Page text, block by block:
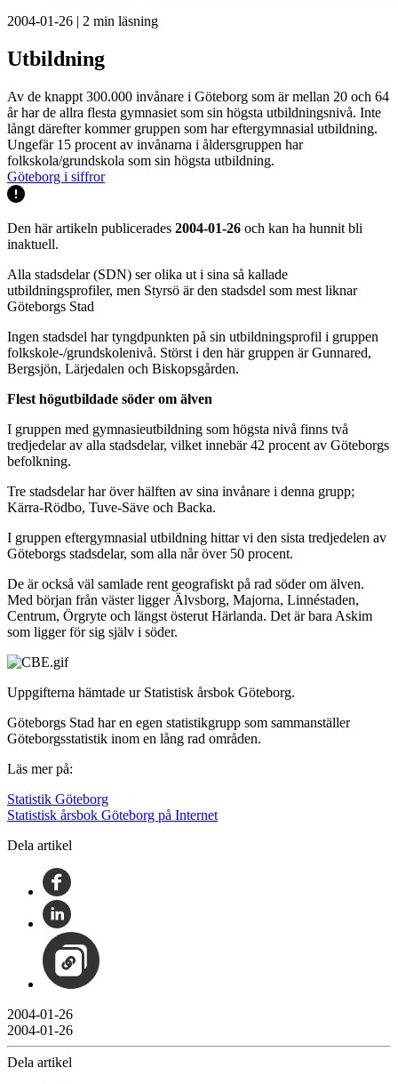
2004-01-26 | 2 min läsning
Utbildning
Av de knappt 300.000 invånare i Göteborg som är mellan 20 och 64
år har de allra flesta gymnasiet som sin högsta utbildningsnivå. Inte
långt därefter kommer gruppen som har eftergymnasial utbildning.
Ungefär 15 procent av invånarna i åldersgruppen har
folkskola/grundskola som sin högsta utbildning.
Göteborg i siffror
Den här artikeln publicerades 2004-01-26 och kan ha hunnit bli
inaktuell.
Alla stadsdelar (SDN) ser olika ut i sina så kallade
utbildningsprofiler, men Styrsö är den stadsdel som mest liknar
Göteborgs Stad
Ingen stadsdel har tyngdpunkten på sin utbildningsprofil i gruppen
folkskole-/grundskolenivå. Störst i den här gruppen är Gunnared,
Bergsjön, Lärjedalen och Biskopsgården.
Flest högutbildade söder om älven
I gruppen med gymnasieutbildning som högsta nivå finns två
tredjedelar av alla stadsdelar, vilket innebär 42 procent av Göteborgs
befolkning.
Tre stadsdelar har över hälften av sina invånare i denna grupp;
Kärra-Rödbo, Tuve-Säve och Backa.
I gruppen eftergymnasial utbildning hittar vi den sista tredjedelen av
Göteborgs stadsdelar, som alla når över 50 procent.
De är också väl samlade rent geografiskt på rad söder om älven.
Med början från väster ligger Älvsborg, Majorna, Linnéstaden,
Centrum, Örgryte och längst österut Härlanda. Det är bara Askim
som ligger för sig själv i söder.
Uppgifterna hämtade ur Statistisk årsbok Göteborg.
Göteborgs Stad har en egen statistikgrupp som sammanställer
Göteborgsstatistik inom en lång rad områden.
Läs mer på:
Statistik Göteborg
Statistisk årsbok Göteborg på Internet
Dela artikel
2004-01-26
2004-01-26
Dela artikel